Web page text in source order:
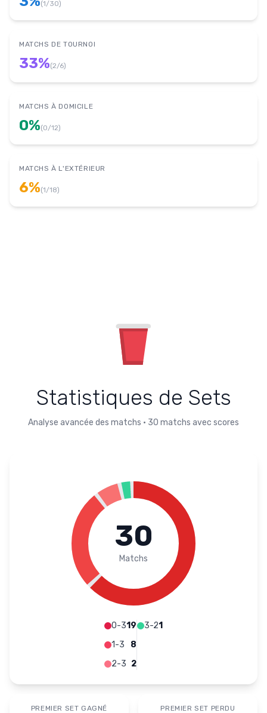
(1/30)
MATCHS DE TOURNOI
33%(2/6)
MATCHS À DOMICILE
0%(0/12)
MATCHS À L'EXTÉRIEUR
6%(1/18)
Statistiques de Sets
Analyse avancée des matchs • 30 matchs avec scores
30
Matchs
0-319
1-3
8
2-3 2
3-21
PREMIER SET GAGNÉ PREMIER SET PERDU